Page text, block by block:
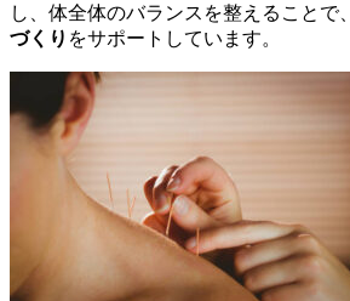
し、体全体のバランスを整えることで、
づくり をサポートしています。